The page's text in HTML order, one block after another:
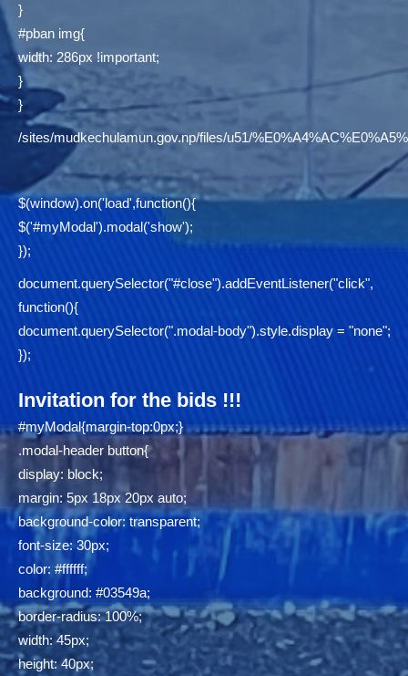
}
#pban img{
width: 286px !important;
}
}
/sites/mudkechulamun.gov.np/files/u51/
$(window).on('load',function(){
$('#myModal').modal('show');
});
document.querySelector("#close").addEventListener("click",
function(){
document.querySelector(".modal-body").style.display = "none";
});
Invitation for the bids !!!
#myModal{margin-top:0px;}
.modal-header button{
display: block;
margin: 5px 18px 20px auto;
background-color: transparent;
font-size: 30px;
color: #ffffff;
background: #03549a;
border-radius: 100%;
width: 45px;
height: 40px;